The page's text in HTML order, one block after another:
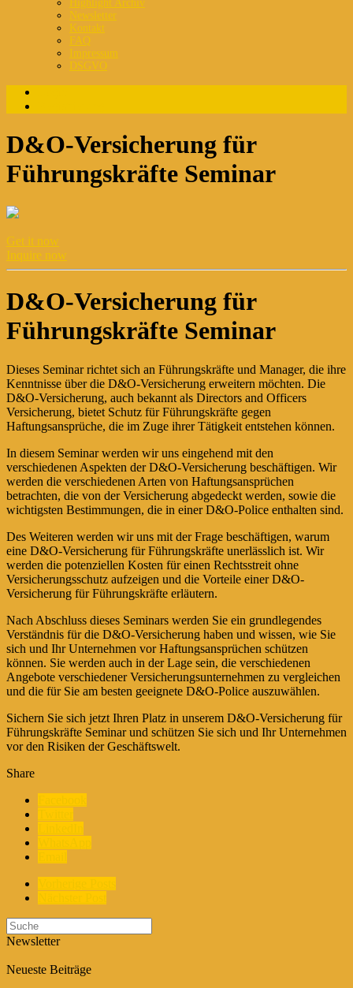
Highlight Archiv
Newsletter
Kontakt
FAQ
Impressum
DSGVO
D&O-Versicherung für
Führungskräfte Seminar
Get it now
Inquire now
D&O-Versicherung für
Führungskräfte Seminar
Dieses Seminar richtet sich an Führungskräfte und Manager, die ihre
Kenntnisse über die D&O-Versicherung erweitern möchten. Die
D&O-Versicherung, auch bekannt als Directors and Officers
Versicherung, bietet Schutz für Führungskräfte gegen
Haftungsansprüche, die im Zuge ihrer Tätigkeit entstehen können.
In diesem Seminar werden wir uns eingehend mit den
verschiedenen Aspekten der D&O-Versicherung beschäftigen. Wir
werden die verschiedenen Arten von Haftungsansprüchen
betrachten, die von der Versicherung abgedeckt werden, sowie die
wichtigsten Bestimmungen, die in einer D&O-Police enthalten sind.
Des Weiteren werden wir uns mit der Frage beschäftigen, warum
eine D&O-Versicherung für Führungskräfte unerlässlich ist. Wir
werden die potenziellen Kosten für einen Rechtsstreit ohne
Versicherungsschutz aufzeigen und die Vorteile einer D&O-
Versicherung für Führungskräfte erläutern.
Nach Abschluss dieses Seminars werden Sie ein grundlegendes
Verständnis für die D&O-Versicherung haben und wissen, wie Sie
sich und Ihr Unternehmen vor Haftungsansprüchen schützen
können. Sie werden auch in der Lage sein, die verschiedenen
Angebote verschiedener Versicherungsunternehmen zu vergleichen
und die für Sie am besten geeignete D&O-Police auszuwählen.
Sichern Sie sich jetzt Ihren Platz in unserem D&O-Versicherung für
Führungskräfte Seminar und schützen Sie sich und Ihr Unternehmen
vor den Risiken der Geschäftswelt.
Share
Newsletter
Neueste Beiträge